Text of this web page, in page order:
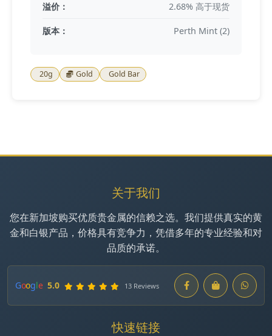
溢价： 2.68% 高于现货
版本： Perth Mint (2)
20g Gold Gold Bar
关于我们
您在新加坡购买优质贵金属的信赖之选。我们提供真实的黄
金和白银产品，价格具有竞争力，凭借多年的专业经验和对
品质的承诺。
Google 5.0 13 Reviews
快速链接